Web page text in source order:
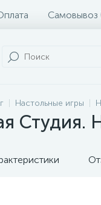
Самовывоз
Настольные игры
Студия.